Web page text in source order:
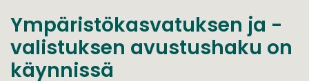
Ympäristökasvatuksen ja -
valistuksen avustushaku on
käynnissä